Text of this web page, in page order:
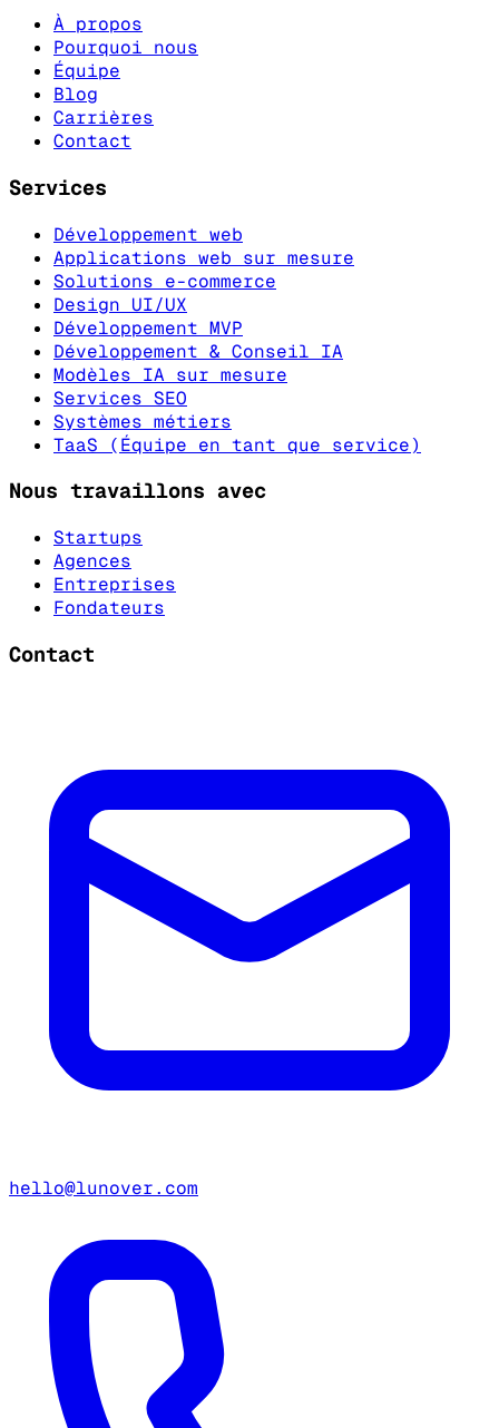
À propos
Pourquoi nous
Équipe
Blog
Carrières
Contact
Services
Développement web
Applications web sur mesure
Solutions e-commerce
Design UI/UX
Développement MVP
Développement & Conseil IA
Modèles IA sur mesure
Services SEO
Systèmes métiers
TaaS (Équipe en tant que service)
Nous travaillons avec
Startups
Agences
Entreprises
Fondateurs
Contact
hello@lunover.com